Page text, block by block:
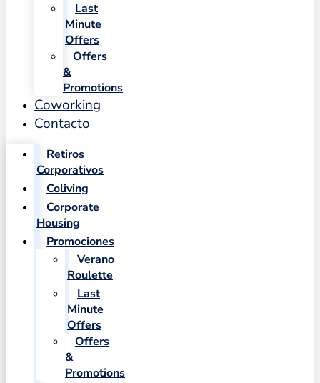
Last
Minute
Offers
Offers
&
Promotions
Coworking
Contacto
Retiros
Corporativos
Coliving
Corporate
Housing
Promociones
Verano
Roulette
Last
Minute
Offers
Offers
&
Promotions